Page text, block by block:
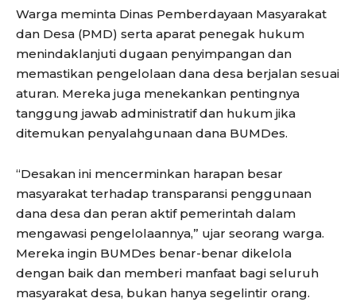
Warga meminta Dinas Pemberdayaan Masyarakat
dan Desa (PMD) serta aparat penegak hukum
menindaklanjuti dugaan penyimpangan dan
memastikan pengelolaan dana desa berjalan sesuai
aturan. Mereka juga menekankan pentingnya
tanggung jawab administratif dan hukum jika
ditemukan penyalahgunaan dana BUMDes.
“Desakan ini mencerminkan harapan besar
masyarakat terhadap transparansi penggunaan
dana desa dan peran aktif pemerintah dalam
mengawasi pengelolaannya,” ujar seorang warga.
Mereka ingin BUMDes benar-benar dikelola
dengan baik dan memberi manfaat bagi seluruh
masyarakat desa, bukan hanya segelintir orang.